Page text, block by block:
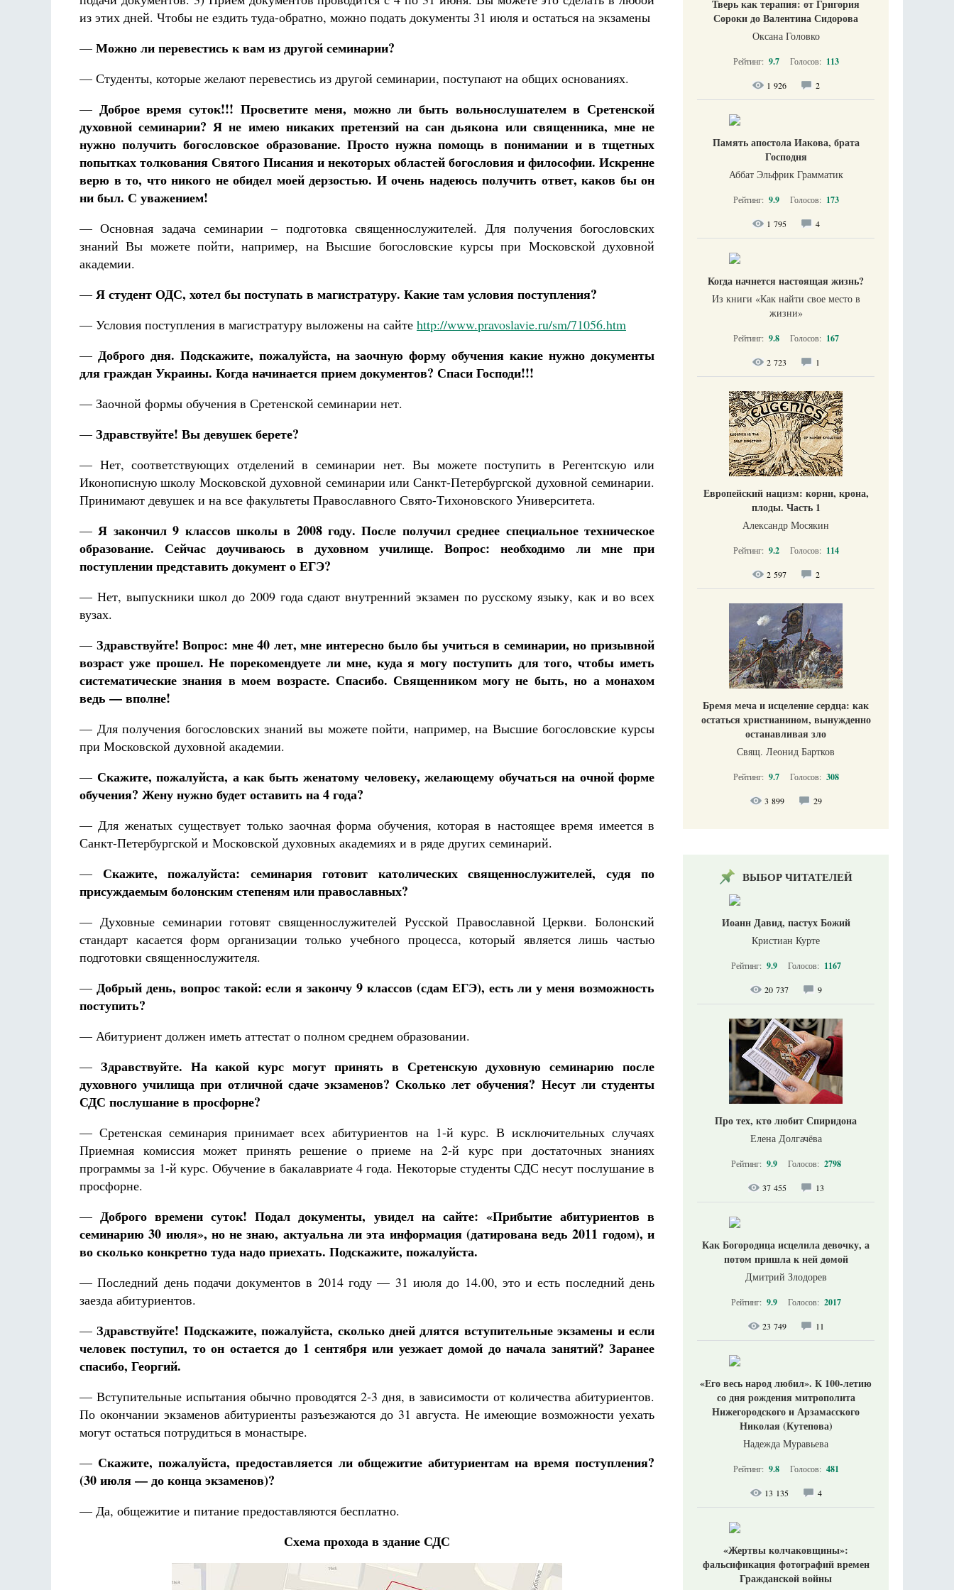
из этих дней. Чтобы не ездить туда-обратно, можно подать документы 31 июля и остаться на экзамены
— Можно ли перевестись к вам из другой семинарии?
— Студенты, которые желают перевестись из другой семинарии, поступают на общих основаниях.
— Доброе время суток!!! Просветите меня, можно ли быть вольнослушателем в Сретенской
духовной семинарии? Я не имею никаких претензий на сан дьякона или священника, мне не
нужно получить богословское образование. Просто нужна помощь в понимании и в тщетных
попытках толкования Святого Писания и некоторых областей богословия и философии. Искренне
верю в то, что никого не обидел моей дерзостью. И очень надеюсь получить ответ, каков бы он
ни был. С уважением!
— Основная задача семинарии – подготовка священнослужителей. Для получения богословских
знаний Вы можете пойти, например, на Высшие богословские курсы при Московской духовной
академии.
— Я студент ОДС, хотел бы поступать в магистратуру. Какие там условия поступления?
— Условия поступления в магистратуру выложены на сайте http://www.pravoslavie.ru/sm/71056.htm
— Доброго дня. Подскажите, пожалуйста, на заочную форму обучения какие нужно документы
для граждан Украины. Когда начинается прием документов? Спаси Господи!!!
— Заочной формы обучения в Сретенской семинарии нет.
— Здравствуйте! Вы девушек берете?
— Нет, соответствующих отделений в семинарии нет. Вы можете поступить в Регентскую или
Иконописную школу Московской духовной семинарии или Санкт-Петербургской духовной семинарии.
Принимают девушек и на все факультеты Православного Свято-Тихоновского Университета.
—Я закончил 9 классов школы в 2008 году. После получил среднее специальное техническое
образование. Сейчас доучиваюсь в духовном училище. Вопрос: необходимо ли мне при
поступлении представить документ о ЕГЭ?
— Нет, выпускники школ до 2009 года сдают внутренний экзамен по русскому языку, как и во всех
вузах.
— Здравствуйте! Вопрос: мне 40 лет, мне интересно было бы учиться в семинарии, но призывной
возраст уже прошел. Не порекомендуете ли мне, куда я могу поступить для того, чтобы иметь
систематические знания в моем возрасте. Спасибо. Священником могу не быть, но а монахом
ведь — вполне!
— Для получения богословских знаний вы можете пойти, например, на Высшие богословские курсы
при Московской духовной академии.
— Скажите, пожалуйста, а как быть женатому человеку, желающему обучаться на очной форме
обучения? Жену нужно будет оставить на 4 года?
— Для женатых существует только заочная форма обучения, которая в настоящее время имеется в
Санкт-Петербургской и Московской духовных академиях и в ряде других семинарий.
— Скажите, пожалуйста: семинария готовит католических священнослужителей, судя по
присуждаемым болонским степеням или православных?
— Духовные семинарии готовят священнослужителей Русской Православной Церкви. Болонский
стандарт касается форм организации только учебного процесса, который является лишь частью
подготовки священнослужителя.
— Добрый день, вопрос такой: если я закончу 9 классов (сдам ЕГЭ), есть ли у меня возможность
поступить?
— Абитуриент должен иметь аттестат о полном среднем образовании.
— Здравствуйте. На какой курс могут принять в Сретенскую духовную семинарию после
духовного училища при отличной сдаче экзаменов? Сколько лет обучения? Несут ли студенты
СДС послушание в просфорне?
— Сретенская семинария принимает всех абитуриентов на 1-й курс. В исключительных случаях
Приемная комиссия может принять решение о приеме на 2-й курс при достаточных знаниях
программы за 1-й курс. Обучение в бакалавриате 4 года. Некоторые студенты СДС несут послушание в
просфорне.
—Доброго времени суток! Подал документы, увидел на сайте: «Прибытие абитуриентов в
семинарию 30 июля», но не знаю, актуальна ли эта информация (датирована ведь 2011 годом), и
во сколько конкретно туда надо приехать. Подскажите, пожалуйста.
— Последний день подачи документов в 2014 году — 31 июля до 14.00, это и есть последний день
заезда абитуриентов.
—Здравствуйте! Подскажите, пожалуйста, сколько дней длятся вступительные экзамены и если
человек поступил, то он остается до 1 сентября или уезжает домой до начала занятий? Заранее
спасибо, Георгий.
— Вступительные испытания обычно проводятся 2-3 дня, в зависимости от количества абитуриентов.
По окончании экзаменов абитуриенты разъезжаются до 31 августа. Не имеющие возможности уехать
могут остаться потрудиться в монастыре.
— Скажите, пожалуйста, предоставляется ли общежитие абитуриентам на время поступления?
(30 июля — до конца экзаменов)?
— Да, общежитие и питание предоставляются бесплатно.
Схема прохода в здание СДС
Тверь как терапия: от Григория
Сороки до Валентина Сидорова
Оксана Головко
Рейтинг: 9.7 Голосов: 113
1 926 2
Память апостола Иакова, брата
Господня
Аббат Эльфрик Грамматик
Рейтинг: 9.9 Голосов: 173
1 795 4
Когда начнется настоящая жизнь?
Из книги «Как найти свое место в
жизни​»
Рейтинг: 9.8 Голосов: 167
2 723 1
Европейский нацизм: корни, крона,
плоды. Часть 1
Александр Мосякин
Рейтинг: 9.2 Голосов: 114
2 597 2
Бремя меча и исцеление сердца: как
остаться христианином, вынужденно
останавливая зло
Свящ. Леонид Бартков
Рейтинг: 9.7 Голосов: 308
3 899 29
ВЫБОР ЧИТАТЕЛЕЙ
Иоанн Давид, пастух Божий
Кристиан Курте
Рейтинг: 9.9 Голосов: 1167
20 737 9
Про тех, кто любит Спиридона
Елена Долгачёва
Рейтинг: 9.9 Голосов: 2798
37 455 13
Как Богородица исцелила девочку, а
потом пришла к ней домой
Дмитрий Злодорев
Рейтинг: 9.9 Голосов: 2017
23 749 11
«Его весь народ любил». К 100-летию
со дня рождения митрополита
Нижегородского и Арзамасского
Николая (Кутепова)
Надежда Муравьева
Рейтинг: 9.8 Голосов: 481
13 135 4
«Жертвы колчаковщины»:
фальсификация фотографий времен
Гражданской войны